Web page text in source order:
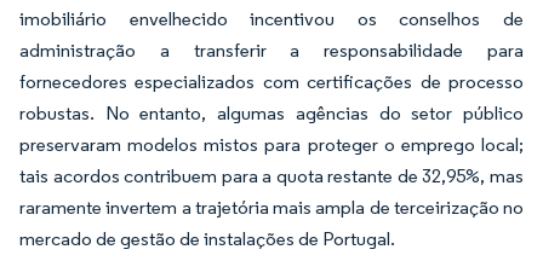
imobiliário envelhecido incentivou os conselhos de
administração a transferir a responsabilidade para
fornecedores especializados com certificações de processo
robustas. No entanto, algumas agências do setor público
preservaram modelos mistos para proteger o emprego local;
tais acordos contribuem para a quota restante de 32,95%, mas
raramente invertem a trajetória mais ampla de terceirização no
mercado de gestão de instalações de Portugal.